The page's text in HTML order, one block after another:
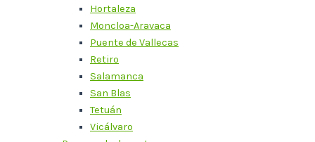
Hortaleza
Moncloa-Aravaca
Puente de Vallecas
Retiro
Salamanca
San Blas
Tetuán
Vicálvaro